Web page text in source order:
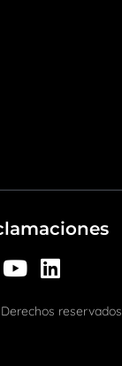
Y
u
L
nreservados